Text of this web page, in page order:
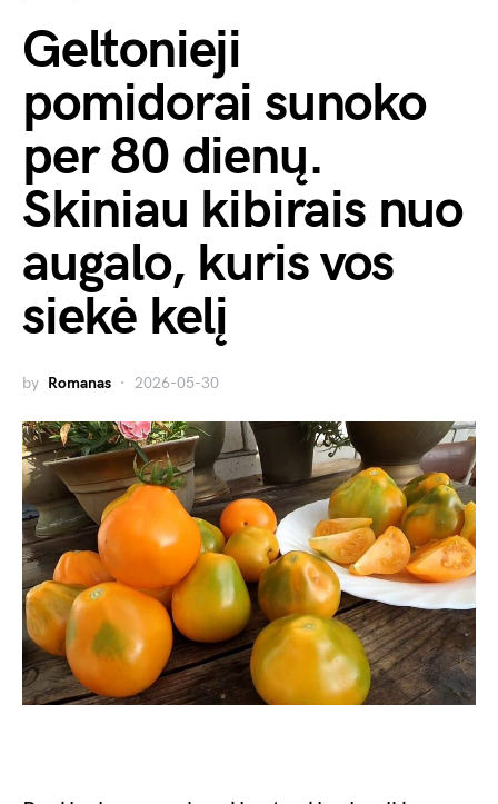
Geltonieji
pomidorai sunoko
per 80 dienų.
Skiniau kibirais nuo
augalo, kuris vos
siekė kelį
by Romanas 2026-05-30